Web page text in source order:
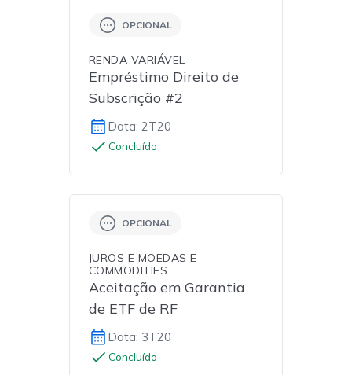
OPCIONAL
RENDA VARIÁVEL
Empréstimo Direito de
Subscrição #2
Data: 2T20
Concluído
OPCIONAL
JUROS E MOEDAS E
COMMODITIES
Aceitação em Garantia
de ETF de RF
Data: 3T20
Concluído